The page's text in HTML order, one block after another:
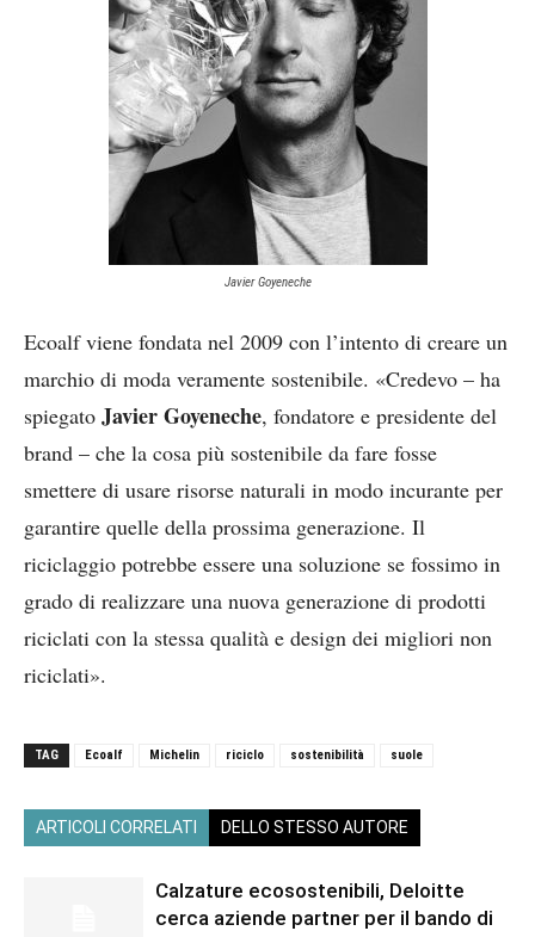
Javier Goyeneche
Ecoalf viene fondata nel 2009 con l’intento di creare un
marchio di moda veramente sostenibile. «Credevo – ha
spiegato Javier Goyeneche, fondatore e presidente del
brand – che la cosa più sostenibile da fare fosse
smettere di usare risorse naturali in modo incurante per
garantire quelle della prossima generazione. Il
riciclaggio potrebbe essere una soluzione se fossimo in
grado di realizzare una nuova generazione di prodotti
riciclati con la stessa qualità e design dei migliori non
riciclati».
TAG Ecoalf Michelin riciclo sostenibilità suole
ARTICOLI CORRELATI DELLO STESSO AUTORE
Calzature ecosostenibili, Deloitte
cerca aziende partner per il bando di